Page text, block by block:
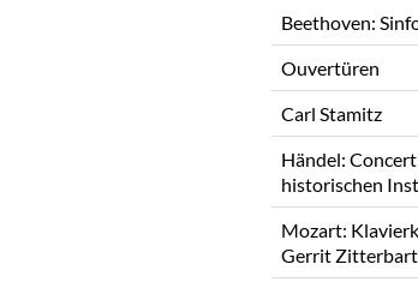
Beethoven:
Ouvertüren
Carl Stamitz
Händel:
historischen
Mozart:
Gerrit Zitterbart